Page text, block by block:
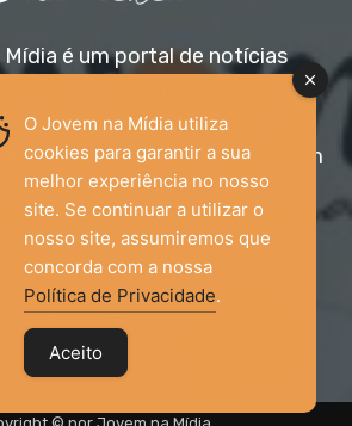
Mídia é um portal de notícias
voltado para o público
a todas as idades. Nossa
informação relevante com um
olhar diferenciado.
Entre em contato:
O Jovem na Mídia utiliza
cookies para garantir a sua
melhor experiência no nosso
site. Se continuar a utilizar o
nosso site, assumiremos que
concorda com a nossa
Política de Privacidade.
Aceito